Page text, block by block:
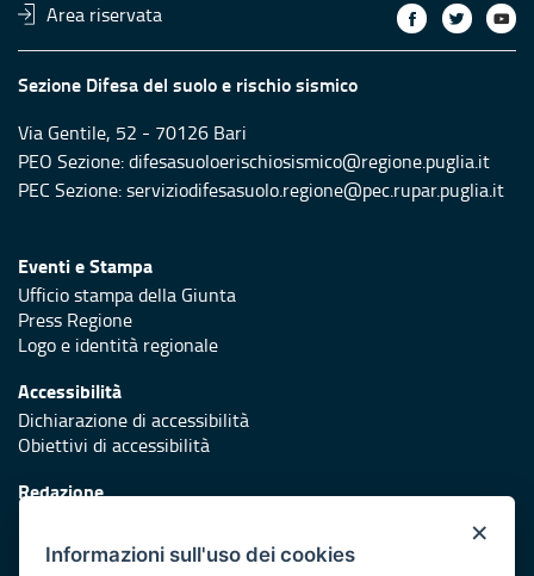
Area riservata
Sezione Difesa del suolo e rischio sismico
Via Gentile, 52 - 70126 Bari
PEO Sezione: difesasuoloerischiosismico@regione.puglia.it
PEC Sezione: serviziodifesasuolo.regione@pec.rupar.puglia.it
Eventi e Stampa
Ufficio stampa della Giunta
Press Regione
Logo e identità regionale
Accessibilità
Dichiarazione di accessibilità
Obiettivi di accessibilità
Redazione
Protezione civile
×
Informazioni sull'uso dei cookies